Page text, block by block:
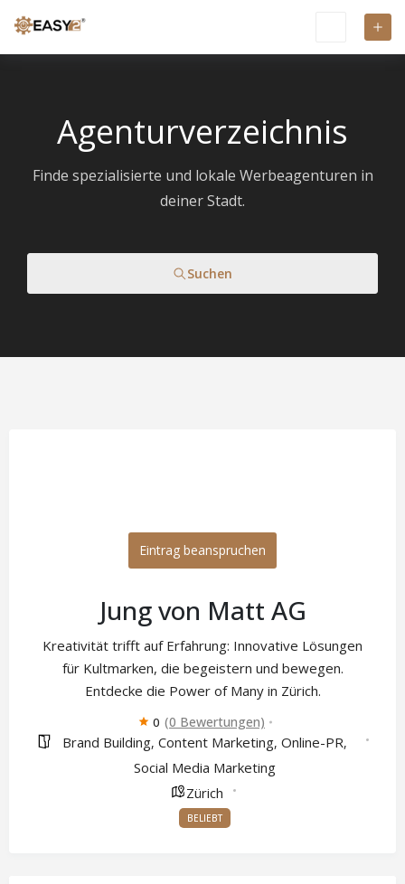
Agenturverzeichnis
Finde spezialisierte und lokale Werbeagenturen in
deiner Stadt.
Suchen
Eintrag beanspruchen
Jung von Matt AG
Kreativität trifft auf Erfahrung: Innovative Lösungen
für Kultmarken, die begeistern und bewegen.
Entdecke die Power of Many in Zürich.
0 (0 Bewertungen)
Brand Building, Content Marketing, Online-PR,
Social Media Marketing
Zürich
BELIEBT